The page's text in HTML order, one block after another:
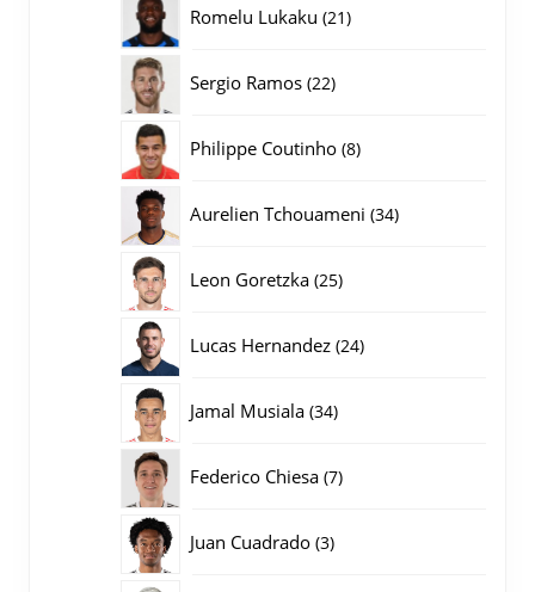
Romelu Lukaku 2121
Sergio Ramos 2222
Philippe Coutinho 88
Aurelien Tchouameni 3434
Leon Goretzka 2525
Lucas Hernandez 2424
Jamal Musiala 3434
Federico Chiesa 77
Juan Cuadrado 33